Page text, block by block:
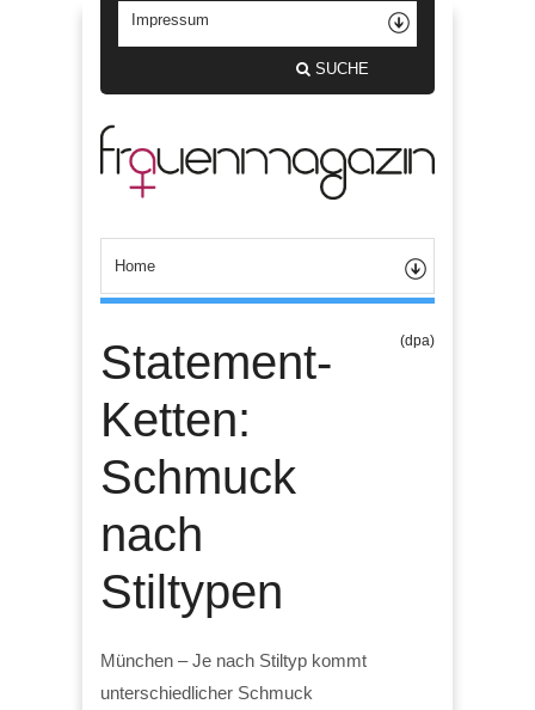
SUCHE
Statement-
Ketten:
Schmuck
nach
Stiltypen
(dpa)
München – Je nach Stiltyp kommt
unterschiedlicher Schmuck